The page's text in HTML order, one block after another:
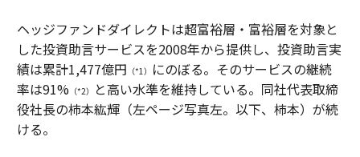
ヘッジファンドダイレクトは超富裕層・富裕層を対象と
した投資助言サービスを2008年から提供し、投資助言実
績は累計1,477億円 （*1） にのぼる。そのサービスの継続
率は91% （*2）
と高い水準を維持している。同社代表取締
役社長の柿本紘輝（左ページ写真左。以下、柿本）が続
ける。